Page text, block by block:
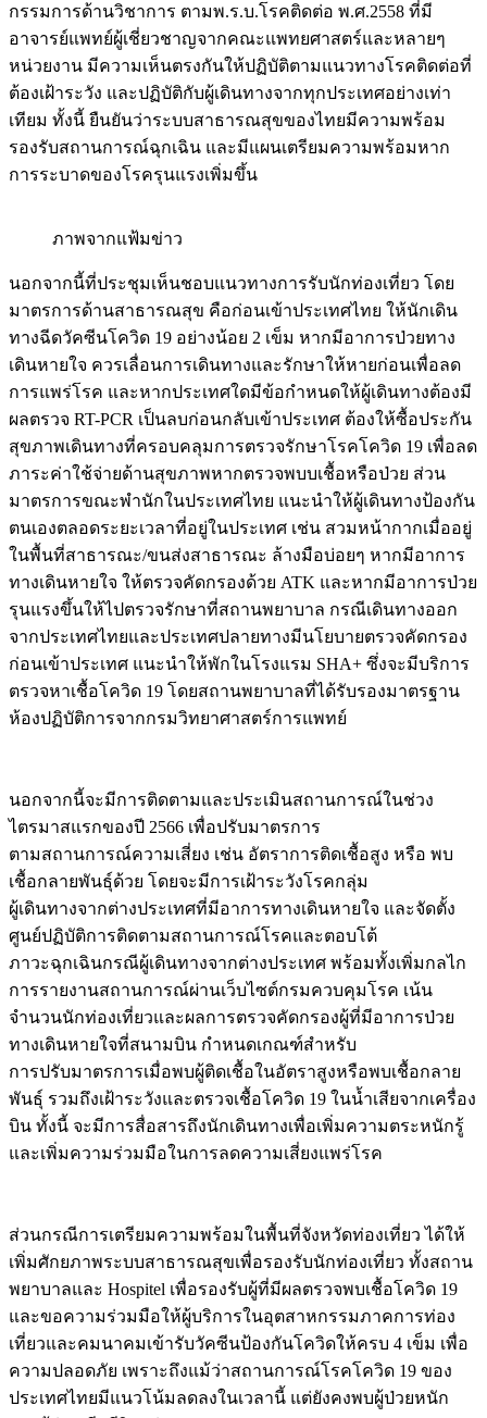
กรรมการด้านวิชาการ ตามพ.ร.บ.โรคติดต่อ พ.ศ.2558 ที่มี
อาจารย์แพทย์ผู้เชี่ยวชาญจากคณะแพทยศาสตร์และหลายๆ
หน่วยงาน มีความเห็นตรงกันให้ปฏิบัติตามแนวทางโรคติดต่อที่
ต้องเฝ้าระวัง และปฏิบัติกับผู้เดินทางจากทุกประเทศอย่างเท่า
เทียม ทั้งนี้ ยืนยันว่าระบบสาธารณสุขของไทยมีความพร้อม
รองรับสถานการณ์ฉุกเฉิน และมีแผนเตรียมความพร้อมหาก
การระบาดของโรครุนแรงเพิ่มขึ้น
ภาพจากแฟ้มข่าว
นอกจากนี้ที่ประชุมเห็นชอบแนวทางการรับนักท่องเที่ยว โดย
มาตรการด้านสาธารณสุข คือก่อนเข้าประเทศไทย ให้นักเดิน
ทางฉีดวัคซีนโควิด 19 อย่างน้อย 2 เข็ม หากมีอาการป่วยทาง
เดินหายใจ ควรเลื่อนการเดินทางและรักษาให้หายก่อนเพื่อลด
การแพร่โรค และหากประเทศใดมีข้อกำหนดให้ผู้เดินทางต้องมี
ผลตรวจ RT-PCR เป็นลบก่อนกลับเข้าประเทศ ต้องให้ซื้อประกัน
สุขภาพเดินทางที่ครอบคลุมการตรวจรักษาโรคโควิด 19 เพื่อลด
ภาระค่าใช้จ่ายด้านสุขภาพหากตรวจพบบเชื้อหรือป่วย ส่วน
มาตรการขณะพำนักในประเทศไทย แนะนำให้ผู้เดินทางป้องกัน
ตนเองตลอดระยะเวลาที่อยู่ในประเทศ เช่น สวมหน้ากากเมื่ออยู่
ในพื้นที่สาธารณะ/ขนส่งสาธารณะ ล้างมือบ่อยๆ หากมีอาการ
ทางเดินหายใจ ให้ตรวจคัดกรองด้วย ATK และหากมีอาการป่วย
รุนแรงขึ้นให้ไปตรวจรักษาที่สถานพยาบาล กรณีเดินทางออก
จากประเทศไทยและประเทศปลายทางมีนโยบายตรวจคัดกรอง
ก่อนเข้าประเทศ แนะนำให้พักในโรงแรม SHA+ ซึ่งจะมีบริการ
ตรวจหาเชื้อโควิด 19 โดยสถานพยาบาลที่ได้รับรองมาตรฐาน
ห้องปฏิบัติการจากกรมวิทยาศาสตร์การแพทย์
นอกจากนี้จะมีการติดตามและประเมินสถานการณ์ในช่วง
ไตรมาสแรกของปี 2566 เพื่อปรับมาตรการ
ตามสถานการณ์ความเสี่ยง เช่น อัตราการติดเชื้อสูง หรือ พบ
เชื้อกลายพันธุ์ด้วย โดยจะมีการเฝ้าระวังโรคกลุ่ม
ผู้เดินทางจากต่างประเทศที่มีอาการทางเดินหายใจ และจัดตั้ง
ศูนย์ปฏิบัติการติดตามสถานการณ์โรคและตอบโต้
ภาวะฉุกเฉินกรณีผู้เดินทางจากต่างประเทศ พร้อมทั้งเพิ่มกลไก
การรายงานสถานการณ์ผ่านเว็บไซต์กรมควบคุมโรค เน้น
จำนวนนักท่องเที่ยวและผลการตรวจคัดกรองผู้ที่มีอาการป่วย
ทางเดินหายใจที่สนามบิน กำหนดเกณฑ์สำหรับ
การปรับมาตรการเมื่อพบผู้ติดเชื้อในอัตราสูงหรือพบเชื้อกลาย
พันธุ์ รวมถึงเฝ้าระวังและตรวจเชื้อโควิด 19 ในน้ำเสียจากเครื่อง
บิน ทั้งนี้ จะมีการสื่อสารถึงนักเดินทางเพื่อเพิ่มความตระหนักรู้
และเพิ่มความร่วมมือในการลดความเสี่ยงแพร่โรค
ส่วนกรณีการเตรียมความพร้อมในพื้นที่จังหวัดท่องเที่ยว ได้ให้
เพิ่มศักยภาพระบบสาธารณสุขเพื่อรองรับนักท่องเที่ยว ทั้งสถาน
พยาบาลและ Hospitel เพื่อรองรับผู้ที่มีผลตรวจพบเชื้อโควิด 19
และขอความร่วมมือให้ผู้บริการในอุตสาหกรรมภาคการท่อง
เที่ยวและคมนาคมเข้ารับวัคซีนป้องกันโควิดให้ครบ 4 เข็ม เพื่อ
ความปลอดภัย เพราะถึงแม้ว่าสถานการณ์โรคโควิด 19 ของ
ประเทศไทยมีแนวโน้มลดลงในเวลานี้ แต่ยังคงพบผู้ป่วยหนัก